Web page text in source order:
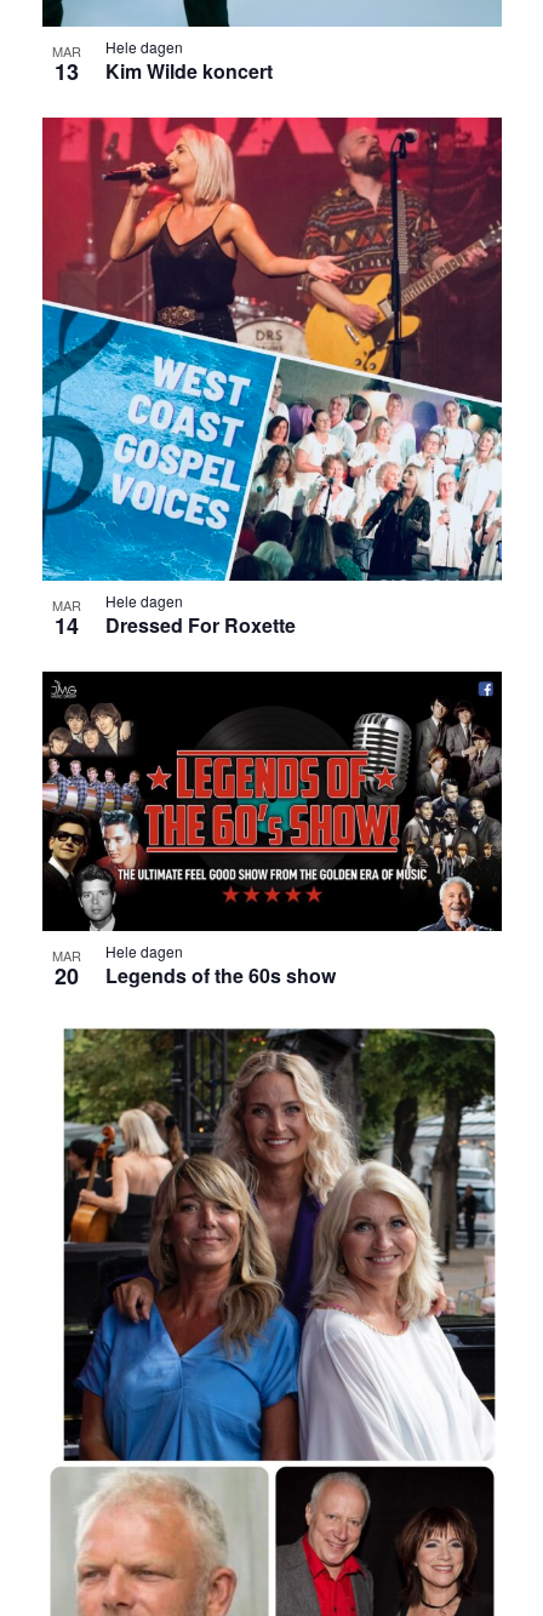
MAR
13
Hele dagen
Kim Wilde koncert
MAR
14
Hele dagen
Dressed For Roxette
MAR
20
Hele dagen
Legends of the 60s show